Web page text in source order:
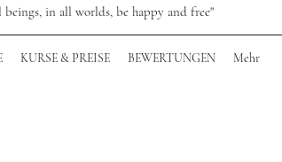
beings, in all worlds, be happy and free"
KURSE & PREISE BEWERTUNGEN Mehr